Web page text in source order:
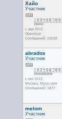
Хайо
Участник
с дек 2015
Оренбург
Сообщений: 21538
abradox
Участник
с окт 2013
Москва, Mоск. обл
Сообщений: 1877
melom
Участник